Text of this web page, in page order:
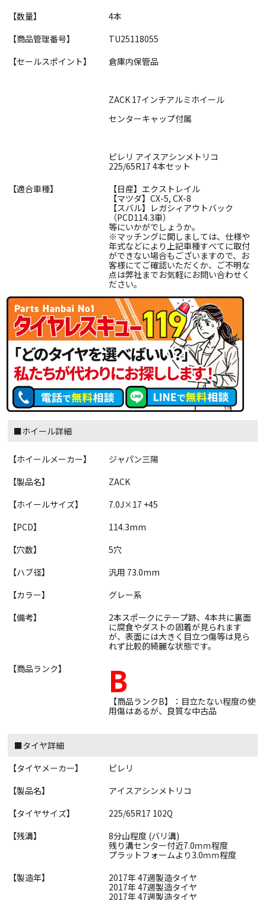
【数量】
4本
【商品管理番号】
TU25118055
【セールスポイント】
倉庫内保管品
ZACK 17インチアルミホイール
センターキャップ付属
ピレリ アイスアシンメトリコ
225/65R17 4本セット
【適合車種】
【日産】エクストレイル
【マツダ】CX-5, CX-8
【スバル】レガシィアウトバック
（PCD114.3車）
等にいかがでしょうか。
※マッチングに関しましては、仕様や
年式などにより上記車種すべてに取付
ができない場合もございますので、お
客様にてご確認いただくか、ご不明な
点は弊社までお気軽にお問い合わせく
ださい。
■ホイール詳細
【ホイールメーカー】
ジャパン三陽
【製品名】
ZACK
【ホイールサイズ】
7.0J×17 +45
【PCD】
114.3mm
【穴数】
5穴
【ハブ径】
汎用 73.0mm
【カラー】
グレー系
【備考】
2本スポークにテープ跡、4本共に裏面
に腐食やダストの固着が見られます
が、表面には大きく目立つ傷等は見ら
れず比較的綺麗な状態です。
【商品ランク】
B
【商品ランクB】：目立たない程度の使
用傷はあるが、良質な中古品
■タイヤ詳細
【タイヤメーカー】
ピレリ
【製品名】
アイスアシンメトリコ
【タイヤサイズ】
225/65R17 102Q
【残溝】
8分山程度 (バリ溝)
残り溝センター付近7.0ｍｍ程度
プラットフォームより3.0ｍｍ程度
【製造年】
2017年 47週製造タイヤ
2017年 47週製造タイヤ
2017年 47週製造タイヤ